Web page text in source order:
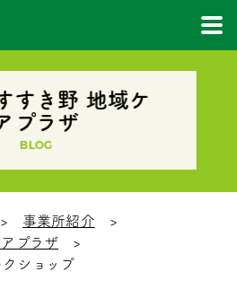
すき野 地域ケ
プラザ
BLOG
事業所紹介
プラザ
クショップ